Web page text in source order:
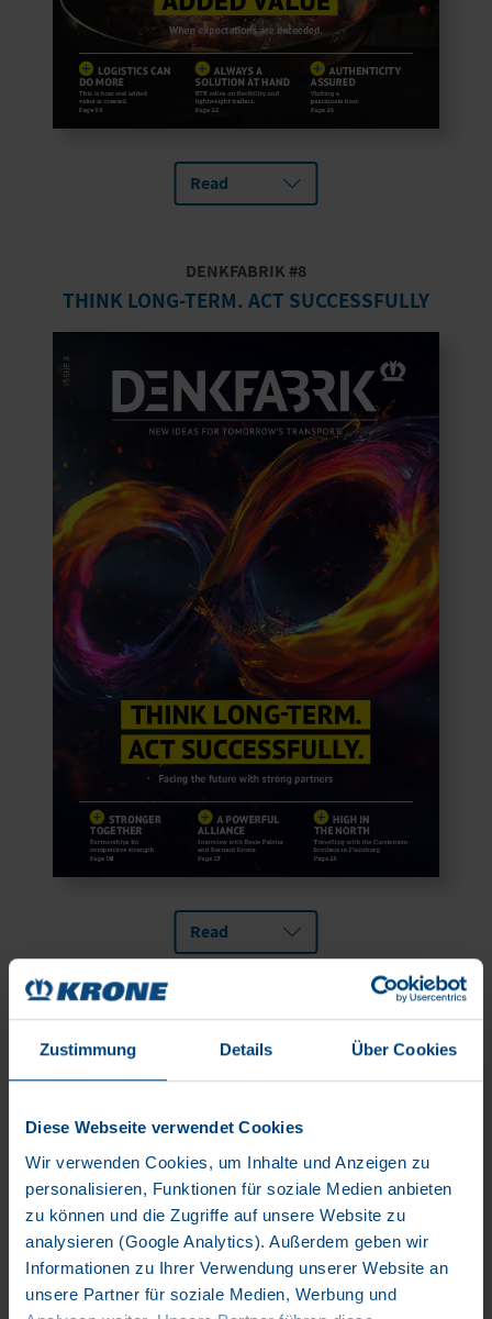
Zustimmung Details Über Cookies
Diese Webseite verwendet Cookies
Wir verwenden Cookies, um Inhalte und Anzeigen zu
personalisieren, Funktionen für soziale Medien anbieten
zu können und die Zugriffe auf unsere Website zu
analysieren (Google Analytics). Außerdem geben wir
Informationen zu Ihrer Verwendung unserer Website an
unsere Partner für soziale Medien, Werbung und
Read
DENKFABRIK #8
THINK LONG-TERM. ACT SUCCESSFULLY
Read
DENKFABRIK #7
STAY ROBUST, GROW STRONG